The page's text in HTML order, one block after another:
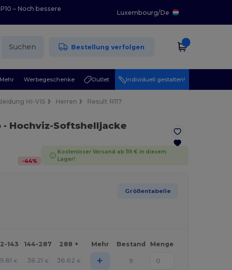
– Noch bessere
Luxembourg/De
Suchen Bestellung verfolgen
Mehr Werbegeschenke Outlet Individuell gestalten!
HI-VIS Herren Result R117
- Hochviz-Softshelljacke
-44%
Kostenloser Versand ab 119 € in diesem
Lager!
Größentabelle
143 144-287 288 + Mehr Bestand Menge
€ 38.21 € 36.62 € + 9